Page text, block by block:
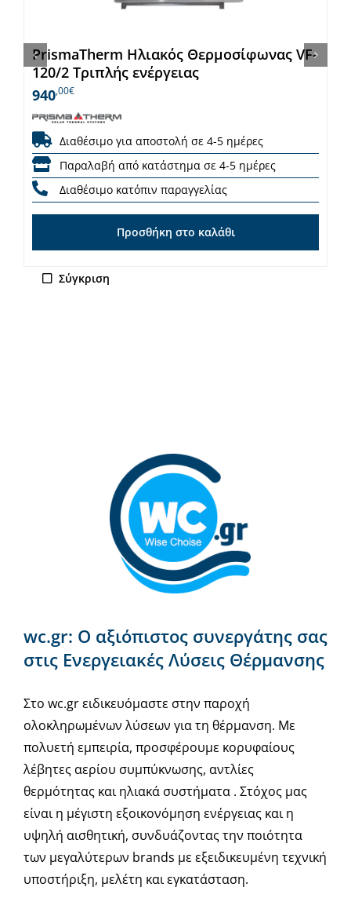
PrismaTherm Ηλιακός Θερμοσίφωνας VF-
120/2 Τριπλής ενέργειας
940,00€
Διαθέσιμο για αποστολή σε 4-5 ημέρες
Παραλαβή από κατάστημα σε 4-5 ημέρες
Διαθέσιμο κατόπιν παραγγελίας
Προσθήκη στο καλάθι
Σύγκριση
wc.gr: Ο αξιόπιστος συνεργάτης σας
στις Ενεργειακές Λύσεις Θέρμανσης
Στο wc.gr ειδικευόμαστε στην παροχή
ολοκληρωμένων λύσεων για τη θέρμανση. Με
πολυετή εμπειρία, προσφέρουμε κορυφαίους
λέβητες αερίου συμπύκνωσης, αντλίες
θερμότητας και ηλιακά συστήματα . Στόχος μας
είναι η μέγιστη εξοικονόμηση ενέργειας και η
υψηλή αισθητική, συνδυάζοντας την ποιότητα
των μεγαλύτερων brands με εξειδικευμένη τεχνική
υποστήριξη, μελέτη και εγκατάσταση.